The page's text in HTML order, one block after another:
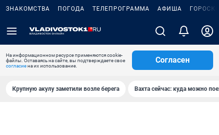
ЗНАКОМСТВА ПОГОДА ТЕЛЕПРОГРАММА АФИША
На информационном ресурсе применяются cookie-
файлы. Оставаясь на сайте, вы подтверждаете свое
согласиена их использование.
Согласен
Крупную акулу заметили возле берега Вахта сейчас: куда можно